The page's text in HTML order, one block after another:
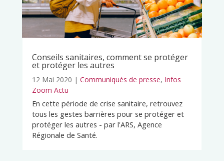
Conseils sanitaires, comment se protéger
et protéger les autres
12 Mai 2020 | Communiqués de presse, Infos
Zoom Actu
En cette période de crise sanitaire, retrouvez
tous les gestes barrières pour se protéger et
protéger les autres - par l'ARS, Agence
Régionale de Santé.